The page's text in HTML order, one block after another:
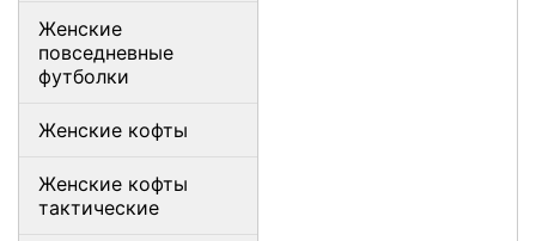
Женские
повседневные
футболки
Женские кофты
Женские кофты
тактические